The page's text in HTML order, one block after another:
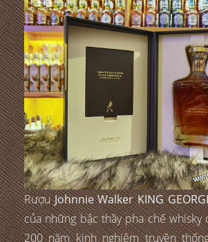
RượuJohnnie Walker KING
của những bậc thầy pha chế whisky
200 năm kinh nghiệm truyền